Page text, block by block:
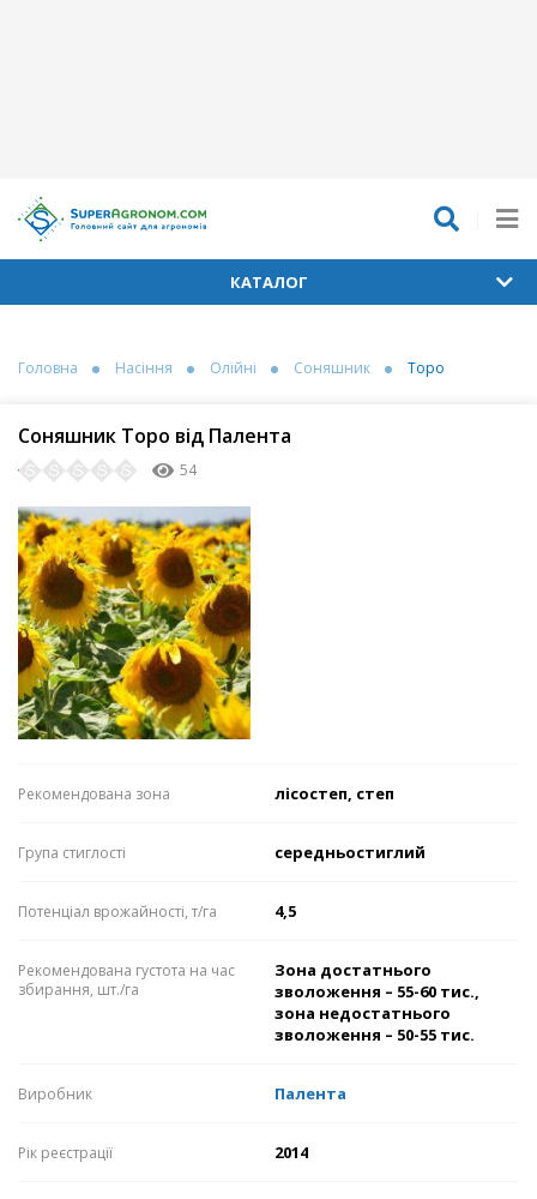
КАТАЛОГ
Головна Насіння Олійні Соняшник Торо
Соняшник Торо від Палента
54
Рекомендована зона лісостеп, степ
Група стиглості середньостиглий
Потенціал врожайності, т/га 4,5
Рекомендована густота на час
збирання, шт./га
Зона достатнього
зволоження – 55-60 тис.,
зона недостатнього
зволоження – 50-55 тис.
Виробник Палента
Рік реєстрації 2014